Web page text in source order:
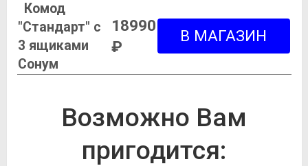
Комод
"Стандарт" с
3 ящиками
Сонум
18990
₽
Возможно Вам
пригодится: